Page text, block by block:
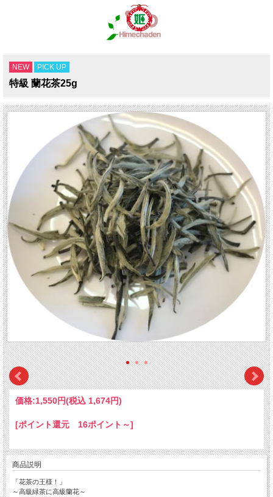
NEW PICK UP
特級 蘭花茶25g
価格:1,550円(税込 1,674円)
[ポイント還元 16ポイント～]
商品説明
「花茶の王様！」
～高級緑茶に高級蘭花～